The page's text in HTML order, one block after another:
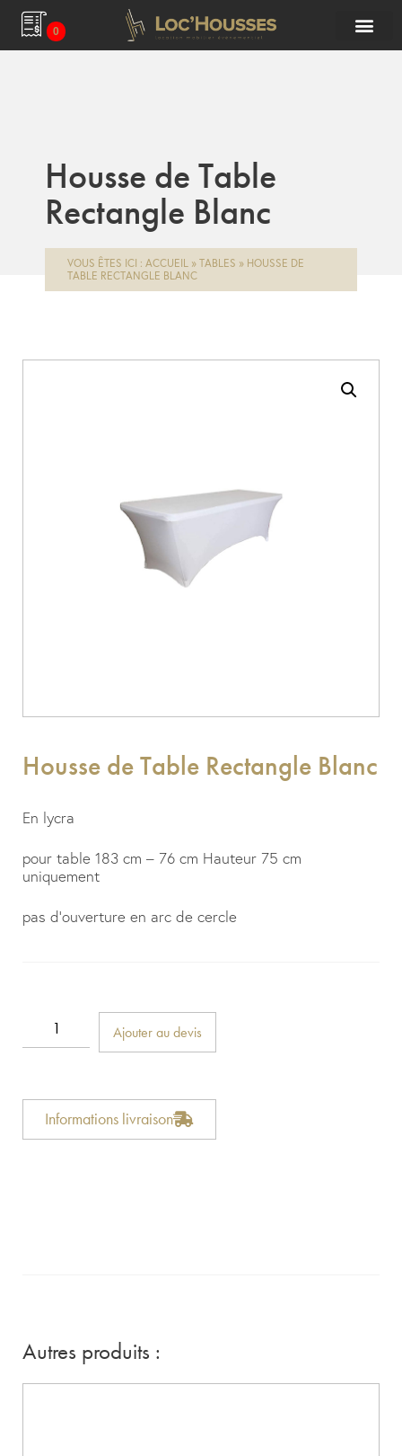
0
Housse de Table
Rectangle Blanc
VOUS ÊTES ICI : ACCUEIL » TABLES » HOUSSE DE
TABLE RECTANGLE BLANC
Housse de Table Rectangle Blanc
En lycra
pour table 183 cm – 76 cm Hauteur 75 cm
uniquement
pas d’ouverture en arc de cercle
Ajouter au devis
Informations livraison
Autres produits :